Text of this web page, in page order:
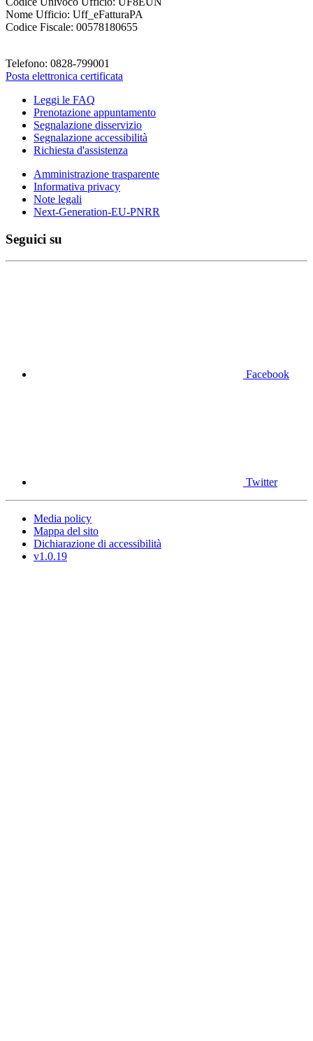
Nome Ufficio: Uff_eFatturaPA
Codice Fiscale: 00578180655
Telefono: 0828-799001
Posta elettronica certificata
Leggi le FAQ
Prenotazione appuntamento
Segnalazione disservizio
Segnalazione accessibilità
Richiesta d'assistenza
Amministrazione trasparente
Informativa privacy
Note legali
Next-Generation-EU-PNRR
Seguici su
Facebook
Twitter
Media policy
Mappa del sito
Dichiarazione di accessibilità
v1.0.19